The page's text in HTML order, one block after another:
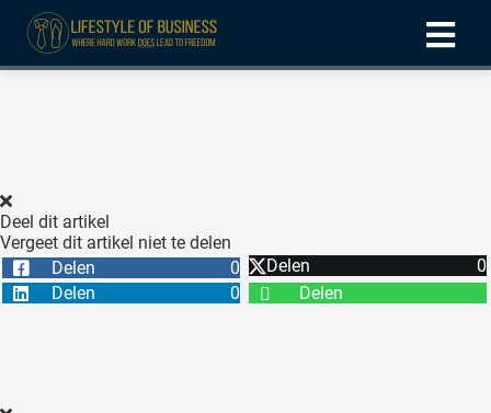
Deel dit artikel
Vergeet dit artikel niet te delen
Delen
0 Delen
0
Delen
0 Delen